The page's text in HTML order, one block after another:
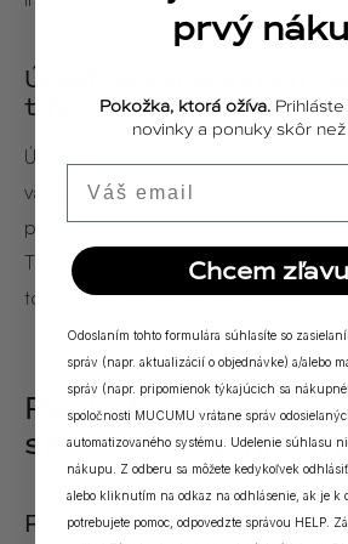
Účasť na komunitných
trhoch
Účasť na miestnych podujatiach a
vašu značku do centra pozornosti. Je
prezentovať svoju prácu a nadviazať
Tieto podujatia sú viac než len
to platformy na budovanie značky.
Poskytovanie
služieb zákazníkom
Ponúkanie individuálnych
prvý
Pokožka, ktorá ožíva.
novinky a ponuky skôr
Chcem
Odoslaním tohto formulára súhlasíte so
správ (napr. aktualizácií o objednávke) a/alebo
správ (napr. pripomienok týkajúcich sa
spoločnosti MUCUMU vrátane správ
automatizovaného systému. Udelenie súhlasu
nákupu. Z odberu sa môžete kedykoľvek
alebo kliknutím na odkaz na odhlásenie, ak je k
potrebujete pomoc, odpovedzte správou HELP.